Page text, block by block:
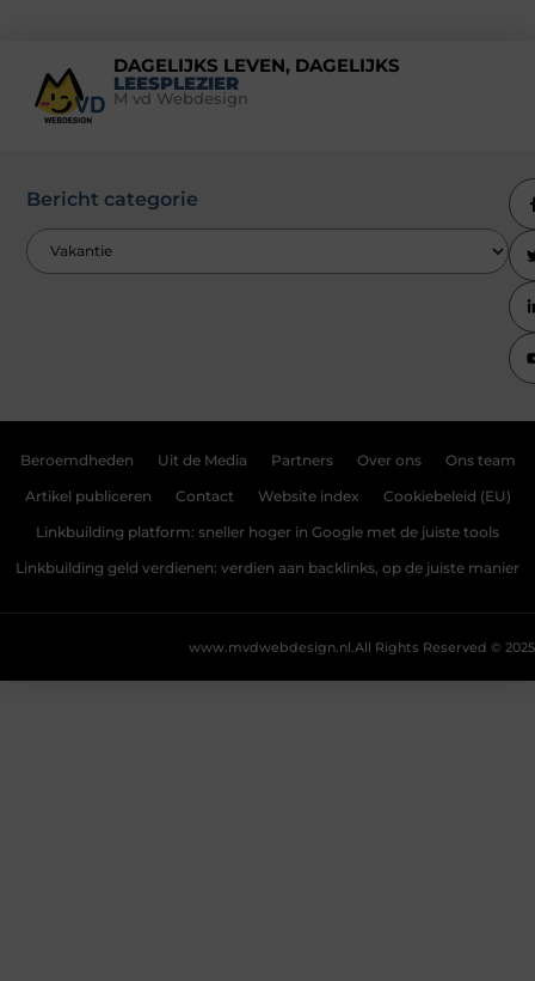
DAGELIJKS LEVEN, DAGELIJKS
LEESPLEZIER
M vd Webdesign
Bericht categorie
Beroemdheden Uit de Media Partners Over ons Ons team
Artikel publiceren Contact Website index Cookiebeleid (EU)
Linkbuilding platform: sneller hoger in Google met de juiste tools
Linkbuilding geld verdienen: verdien aan backlinks, op de juiste manier
All Rights Reserved © 2025
www.mvdwebdesign.nl.